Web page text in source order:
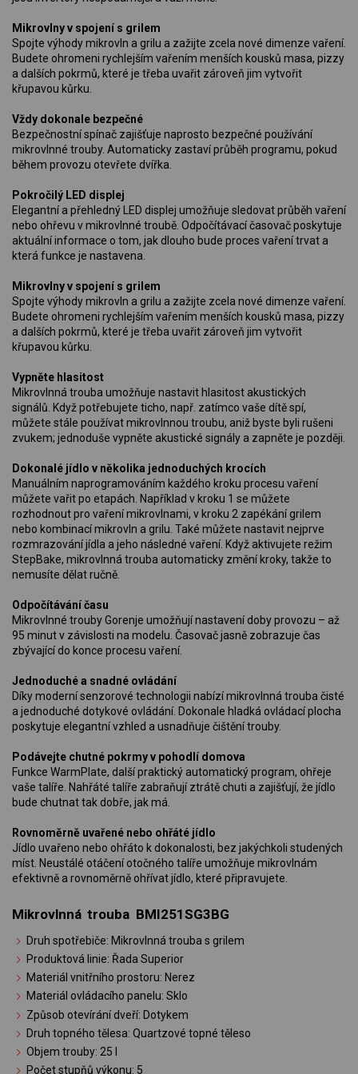
Mikrovlny v spojení s grilem
Spojte výhody mikrovln a grilu a zažijte zcela nové dimenze vaření.
Budete ohromeni rychlejším vařením menších kousků masa, pizzy
a dalších pokrmů, které je třeba uvařit zároveň jim vytvořit
křupavou kůrku.
Vždy dokonale bezpečné
Bezpečnostní spínač zajišťuje naprosto bezpečné používání
mikrovlnné trouby. Automaticky zastaví průběh programu, pokud
během provozu otevřete dvířka.
Pokročilý LED displej
Elegantní a přehledný LED displej umožňuje sledovat průběh vaření
nebo ohřevu v mikrovlnné troubě. Odpočítávací časovač poskytuje
aktuální informace o tom, jak dlouho bude proces vaření trvat a
která funkce je nastavena.
Mikrovlny v spojení s grilem
Spojte výhody mikrovln a grilu a zažijte zcela nové dimenze vaření.
Budete ohromeni rychlejším vařením menších kousků masa, pizzy
a dalších pokrmů, které je třeba uvařit zároveň jim vytvořit
křupavou kůrku.
Vypněte hlasitost
Mikrovlnná trouba umožňuje nastavit hlasitost akustických
signálů. Když potřebujete ticho, např. zatímco vaše dítě spí,
můžete stále používat mikrovlnnou troubu, aniž byste byli rušeni
zvukem; jednoduše vypněte akustické signály a zapněte je později.
Dokonalé jídlo v několika jednoduchých krocích
Manuálním naprogramováním každého kroku procesu vaření
můžete vařit po etapách. Například v kroku 1 se můžete
rozhodnout pro vaření mikrovlnami, v kroku 2 zapékání grilem
nebo kombinací mikrovln a grilu. Také můžete nastavit nejprve
rozmrazování jídla a jeho následné vaření. Když aktivujete režim
StepBake, mikrovlnná trouba automaticky změní kroky, takže to
nemusíte dělat ručně.
Odpočítávání času
Mikrovlnné trouby Gorenje umožňují nastavení doby provozu – až
95 minut v závislosti na modelu. Časovač jasně zobrazuje čas
zbývající do konce procesu vaření.
Jednoduché a snadné ovládání
Díky moderní senzorové technologii nabízí mikrovlnná trouba čisté
a jednoduché dotykové ovládání. Dokonale hladká ovládací plocha
poskytuje elegantní vzhled a usnadňuje čištění trouby.
Podávejte chutné pokrmy v pohodlí domova
Funkce WarmPlate, další praktický automatický program, ohřeje
vaše talíře. Nahřáté talíře zabraňují ztrátě chuti a zajišťují, že jídlo
bude chutnat tak dobře, jak má.
Rovnoměrně uvařené nebo ohřáté jídlo
Jídlo uvařeno nebo ohřáto k dokonalosti, bez jakýchkoli studených
míst. Neustálé otáčení otočného talíře umožňuje mikrovlnám
efektivně a rovnoměrně ohřívat jídlo, které připravujete.
Mikrovlnná trouba BMI251SG3BG
Druh spotřebiče: Mikrovlnná trouba s grilem
Produktová linie: Řada Superior
Materiál vnitřního prostoru: Nerez
Materiál ovládacího panelu: Sklo
Způsob otevírání dveří: Dotykem
Druh topného tělesa: Quartzové topné těleso
Objem trouby: 25 l
Počet stupňů výkonu: 5